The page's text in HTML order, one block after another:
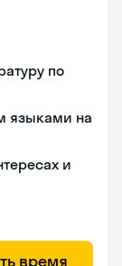
по
языками на
и
время